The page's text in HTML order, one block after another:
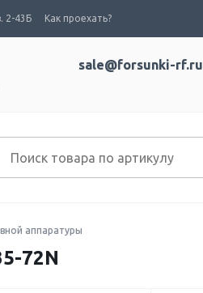
2-43Б Как проехать?
sale@forsunki-rf.ru
аппаратуры
72N